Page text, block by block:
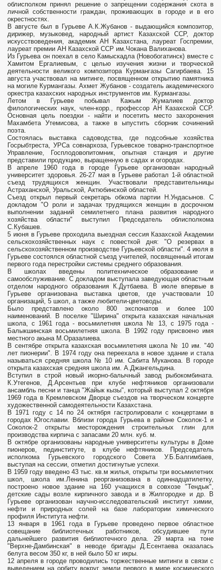
облисполком принял решение о запрещении содержания скота в
личной собственности граждан, проживающих в городе и в его
окрестностях.
В августе был в Гурьеве А.К.Жубанов - выдающийся композитор,
дирижер, музыковед, народный артист Казахской ССР, доктор
искусствоведения, академик АН Казахстана, лауреат Госпремии,
лауреат премии АН Казахской ССР им.Чокана Валиханова.
Из Гурьева он поехал в село Камыскадла (Новобогатинск) вместе с
Хамитом Ергалиевым, с целью изучения жизни и творческой
деятельности великого композитора Курмангазы Сагирбаева. 15
августа участвовал на митинге, посвященном открытию памятника
на могиле Курмангазы. Ахмет Жубанов - создатель академического
оркестра казахских народных инструментов им. Курмангазы.
Летом в Гурьеве побывал Кажым Жумалиев доктор
филологических наук, член-корр., профессор АН Казахской ССР.
Основная цель поездки - найти и посетить место захоронения
Махамбета Утемисова, а также в ыпустить сборник сочинений
поэта.
Состоялась выставка садоводства, где подсобные хозяйства
Госрыбтреста, УРСа совнархоза, Гурьевское товарно-транспортное
Управление, Госплодовопитомник, опытная станция и другие
представили продукцию, выращенную в садах и огородах.
В апреле 1960 года в городе Гурьеве организован народный
университет здоровья. 26-27 мая в Гурьеве работал 1-й областной
съезд трудящихся женщин. Участвовали представительницы
Астраханской, Уральской, Актюбинской областей.
Съезд открыл первый секретарь обкома партии Н.Ундасынов. С
докладом "О роли и задачах трудящихся женщин в досрочном
выполнении заданий семилетнего плана развития народного
хозяйства области" выступил Председатель облисполкома
С.Кубашев.
5 июня в Гурьеве проходила выездная сессия Казахской Академии
сельскохозяйственных наук с повесткой дня: "О резервах в
сельскохозяйственном производстве Гурьевской области". 4 июля в
Гурьеве состоялся областной съезд учителей, посвященный итогам
первого года перестройки системы среднего образования.
В школах введены политехническое образование и
самообслуживание. С докладом выступала заведующая областным
отделом народного образования К.Дутбаева. В июле впервые в
Гурьеве организована выставка цветов, где участвовали 10
организаций, 5 школ, а также любители-цветоводы.
Было представлено около 800 экспонатов и более 100
наименований. В поселке "Ширина" открыта казахская начальная
школа, с 1961 года - восьмилетняя школа № 13, с 1975 года -
Балыкшинская восьмилетняя школа. В 1992 году присвоено имя
местного акына М.Оразалиева.
В сентябре открыта казахская восьмилетняя школа № 10 им. "40
лет пионерии". В 1974 году она переехала в новое здание и стала
называться средняя школа № 10 им. Сабита Муканова. В городе
открыта казахская средняя школа им. А.Джангельдина.
Вступил в строй новый икорно-балычный завод рыбокомбината.
К.Утегенов, Д.Арсентьев при клубе нефтяников организовали
ансамбль песни и танца "Жайык кызы", который выступал 2 октября
1969 года в Кремлевском Дворце съездов на творческом концерте
художественной самодеятельности Казахстана.
В 1971 году с 14 по 24 октября гастролировали с концертами в
городах Югославии. Вблизи города Гурьева в районе Соколок-1 и
Соколок-2 открыты месторождения строительных глин для
производства кирпича с запасами 20 млн. куб. м.
В октябре организованы народные университеты культуры в Доме
пионеров, пединституте, в клубе нефтяников. Председатель
исполкома Гурьевского городского Совета У.Б.Балгимбаев,
выступая на сессии, отметил достигнутые успехи.
В 1959 году введено 43 тыс. кв.м жилья, открыты три восьмилетних
школ, школа им.Ленина реорганизована в одиннадцатилетку,
построено новое здание на 160 учащихся в совхозе "Тендык",
детские сады возле кирпичного завода и в Жилгородке и др. В
Гурьеве организован научно-исследовательский институт химии,
нефти и природных солей на базе лаборатории химического
профиля Института нефти.
13 января в 1961 года в Гурьеве проведено первое областное
совещание библиотечных работников, обсудившее пути
дальнейшего развития библиотечного дела. 29 марта на тоне
"Верхне-Дамбинская" в неводе бригады Д.Есентаева оказалась
белуга весом 350 кг, в ней было 50 кг икры.
12 апреля в городе проводились торжественные митинги в связи с
выведением на орбиту вокруг земли первого в мире космического